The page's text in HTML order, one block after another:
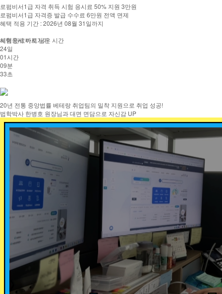
로펌비서1급 자격 취득 시험 응시료 50% 지원 3만원
로펌비서1급 자격증 발급 수수료 6만원 전액 면제
혜택 적용 기간 : 2026년 08월 31일까지
혜택 만료까지 남은 시간
24일
01시간
09분
32초
20년 전통 중앙법률 베테랑 취업팀의 밀착 지원으로 취업 성공!
법학박사 한병호 원장님과 대면 면담으로 자신감 UP